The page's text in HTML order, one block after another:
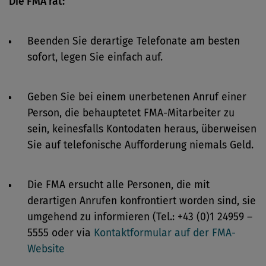
Beenden Sie derartige Telefonate am besten
sofort, legen Sie einfach auf.
Geben Sie bei einem unerbetenen Anruf einer
Person, die behauptetet FMA-Mitarbeiter zu
sein, keinesfalls Kontodaten heraus, überweisen
Sie auf telefonische Aufforderung niemals Geld.
Die FMA ersucht alle Personen, die mit
derartigen Anrufen konfrontiert worden sind, sie
umgehend zu informieren (Tel.: +43 (0)1 24959 –
5555 oder via Kontaktformular auf der FMA-
Website